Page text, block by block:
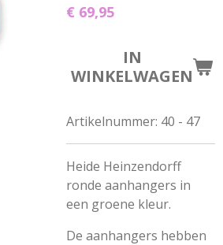
€ 69,95
IN
WINKELWAGEN
Artikelnummer: 40 - 47
Heide Heinzendorff
ronde aanhangers in
een groene kleur.
De aanhangers hebben